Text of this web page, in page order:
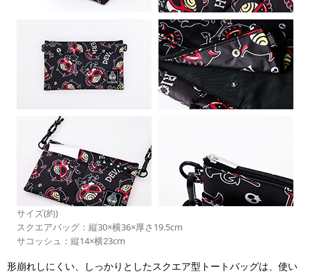
サイズ(約)
スクエアバッグ：縦30×横36×厚さ19.5cm
サコッシュ：縦14×横23cm
形崩れしにくい、しっかりとしたスクエア型トートバッグは、使い